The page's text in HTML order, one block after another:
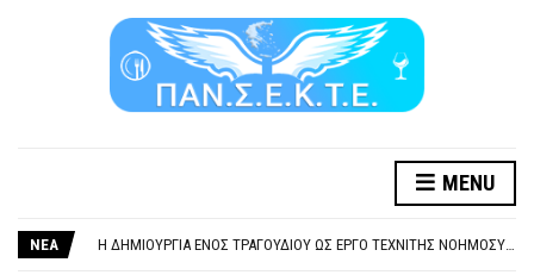
MENU
ΝΕΑ
Η ΔΗΜΙΟΥΡΓΙΑ ΕΝΟΣ ΤΡΑΓΟΥΔΙΟΥ ΩΣ ΕΡΓΟ ΤΕΧΝΙΤΗΣ ΝΟΗΜΟΣΥΝΗΣ ΚΑΤΑ 100/100 ΔΕΝ ΥΠΟΚΕΙΤΑΙ ΣΕ ΠΝΕΥΜΑΤΙΚΑ/ΣΥΓΓΕΝΙΚΑ ΔΙΚΑΙΩΜΑΤΑ. ΠΑΡΑΠΛΑΝΗΤΙΚΕΣ ΚΑΙ ΨΕΥΔΕΙΣ ΟΙ ΤΟΠΟΘΕΤΗΣΕΙΣ ΤΟΥ GEA.